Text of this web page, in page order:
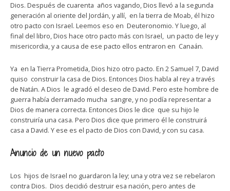
Dios. Después de cuarenta años vagando, Dios llevó a la segunda
generación al oriente del Jordán, y allí, en la tierra de Moab, él hizo
otro pacto con Israel. Leemos eso en Deuteronomio. Y luego, al
final del libro, Dios hace otro pacto más con Israel, un pacto de ley y
misericordia, y a causa de ese pacto ellos entraron en Canaán.
Ya en la Tierra Prometida, Dios hizo otro pacto. En 2 Samuel 7, David
quiso construir la casa de Dios. Entonces Dios habla al rey a través
de Natán. A Dios le agradó el deseo de David. Pero este hombre de
guerra había derramado mucha sangre, y no podía representar a
Dios de manera correcta. Entonces Dios le dice que su hijo le
construiría una casa. Pero Dios dice que primero él le construirá
casa a David. Y ese es el pacto de Dios con David, y con su casa.
Anuncio de un nuevo pacto
Los hijos de Israel no guardaron la ley; una y otra vez se rebelaron
contra Dios. Dios decidió destruir esa nación, pero antes de